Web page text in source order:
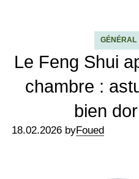
GÉNÉRAL
Le Feng Shui
chambre :
bien
18.02.2026 byFoued